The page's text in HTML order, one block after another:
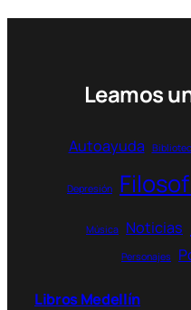
Leamos
Autoayuda
Depresión
Música Noticias
Personajes
Libros Medellín